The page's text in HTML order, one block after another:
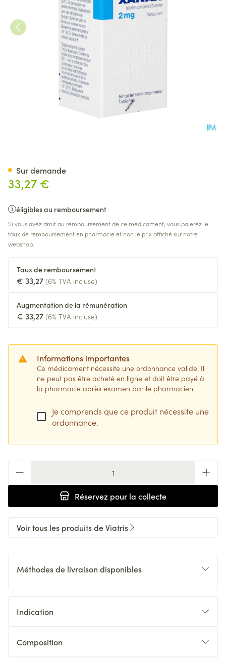
33,27 €
éligibles au remboursement
Si vous avez droit au remboursement de ce médicament, vous paierez le
taux de remboursement en pharmacie et non le prix affiché sur notre
webshop.
Taux de remboursement
€ 33,27 (6% TVA incluse)
Augmentation de la rémunération
€ 33,27 (6% TVA incluse)
Informations importantes
Ce médicament nécessite une ordonnance valide. Il
ne peut pas être acheté en ligne et doit être payé à
la pharmacie après examen par le pharmacien.
Je comprends que ce produit nécessite une
ordonnance.
Réservez pour la collecte
Sur demande
Voir tous les produits de Viatris
Méthodes de livraison disponibles
Indication
Composition